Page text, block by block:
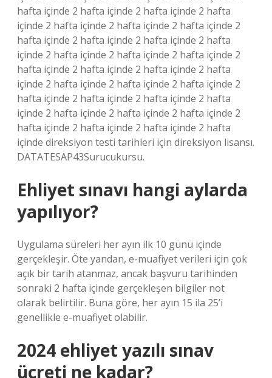
hafta içinde 2 hafta içinde 2 hafta içinde 2 hafta
içinde 2 hafta içinde 2 hafta içinde 2 hafta içinde 2
hafta içinde 2 hafta içinde 2 hafta içinde 2 hafta
içinde 2 hafta içinde 2 hafta içinde 2 hafta içinde 2
hafta içinde 2 hafta içinde 2 hafta içinde 2 hafta
içinde 2 hafta içinde 2 hafta içinde 2 hafta içinde 2
hafta içinde 2 hafta içinde 2 hafta içinde 2 hafta
içinde 2 hafta içinde 2 hafta içinde 2 hafta içinde 2
hafta içinde 2 hafta içinde 2 hafta içinde 2 hafta
içinde direksiyon testi tarihleri için direksiyon lisansı.
DATATESAP43Surucukursu.
Ehliyet sınavı hangi aylarda
yapılıyor?
Uygulama süreleri her ayın ilk 10 günü içinde
gerçekleşir. Öte yandan, e-muafiyet verileri için çok
açık bir tarih atanmaz, ancak başvuru tarihinden
sonraki 2 hafta içinde gerçekleşen bilgiler not
olarak belirtilir. Buna göre, her ayın 15 ila 25’i
genellikle e-muafiyet olabilir.
2024 ehliyet yazılı sınav
ücreti ne kadar?